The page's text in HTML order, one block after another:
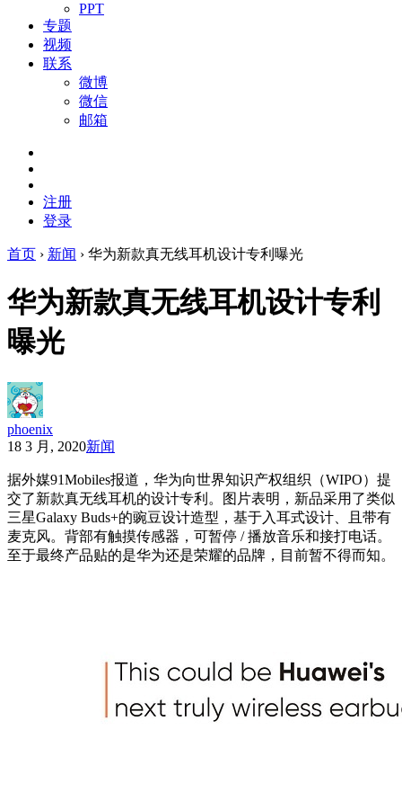
PPT
专题
视频
联系
微博
微信
邮箱
注册
登录
首页 › 新闻 › 华为新款真无线耳机设计专利曝光
华为新款真无线耳机设计专利
曝光
phoenix
18 3 月, 2020新闻
据外媒91Mobiles报道，华为向世界知识产权组织（WIPO）提
交了新款真无线耳机的设计专利。图片表明，新品采用了类似
三星Galaxy Buds+的豌豆设计造型，基于入耳式设计、且带有
麦克风。背部有触摸传感器，可暂停 / 播放音乐和接打电话。
至于最终产品贴的是华为还是荣耀的品牌，目前暂不得而知。